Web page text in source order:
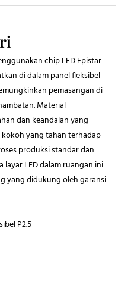
chip LED Epistar
di dalam panel fleksibel
pemasangan di
Material
dan keandalan yang
yang tahan terhadap
produksi standar dan
LED dalam ruangan ini
yang didukung oleh garansi
P2.5